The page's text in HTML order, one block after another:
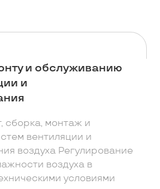
и обслуживанию
и
сборка, монтаж и
вентиляции и
воздуха Регулирование
воздуха в
условиями